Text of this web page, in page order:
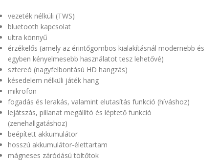
vezeték nélküli (TWS)
bluetooth kapcsolat
ultra könnyű
érzékelős (amely az érintőgombos kialakításnál modernebb és
egyben kényelmesebb használatot tesz lehetővé)
sztereó (nagyfelbontású HD hangzás)
késedelem nélküli játék hang
mikrofon
fogadás és lerakás, valamint elutasítás funkció (híváshoz)
lejátszás, pillanat megállító és léptető funkció
(zenehallgatáshoz)
beépített akkumulátor
hosszú akkumulátor-élettartam
mágneses záródású töltőtok